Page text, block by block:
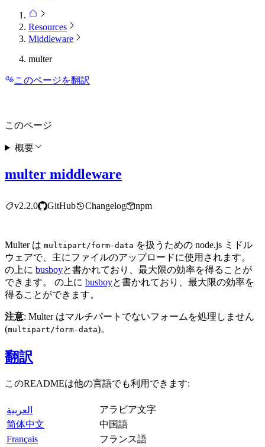
Resources
Middleware
multer
このページを翻訳
multer middleware
v2.2.0 GitHub Changelog npm
Multer は multipart/form-data を扱うための node.js ミドル
ウェアで、主にファイルのアップロードに使用されます。
の上に busboyと書かれており、最大限の効率を得ることが
できます。 の上に busboyと書かれており、最大限の効率を
得ることができます。
注意: Multer はマルチパートでないフォームを処理しません
(multipart/form-data)。
翻訳
このREADMEは他の言語でも利用できます:
العربية
アラビア文字
简体中文
中国語
Français
フランス語
このページ
概要